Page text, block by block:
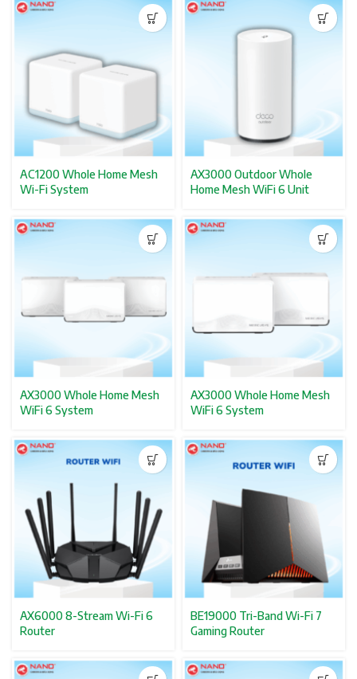
AC1200 Whole Home Mesh
Wi-Fi System
AX3000 Outdoor Whole
Home Mesh WiFi 6 Unit
AX3000 Whole Home Mesh
WiFi 6 System
AX3000 Whole Home Mesh
WiFi 6 System
AX6000 8-Stream Wi-Fi 6
Router
BE19000 Tri-Band Wi-Fi 7
Gaming Router